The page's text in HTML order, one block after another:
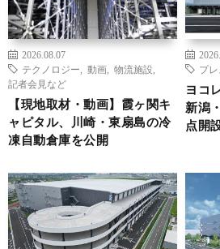
2026.08.07
テクノロジー
動画 物流施設
記者会見など
【現地取材・動画】霞ヶ関キ
ャピタル、川崎・東扇島の冷
凍自動倉庫を公開
プ
ヨコ
新潟
点開